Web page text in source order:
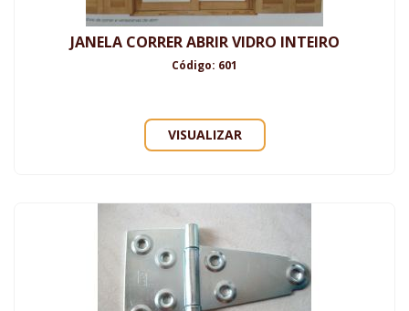
JANELA CORRER ABRIR VIDRO INTEIRO
Código: 601
VISUALIZAR